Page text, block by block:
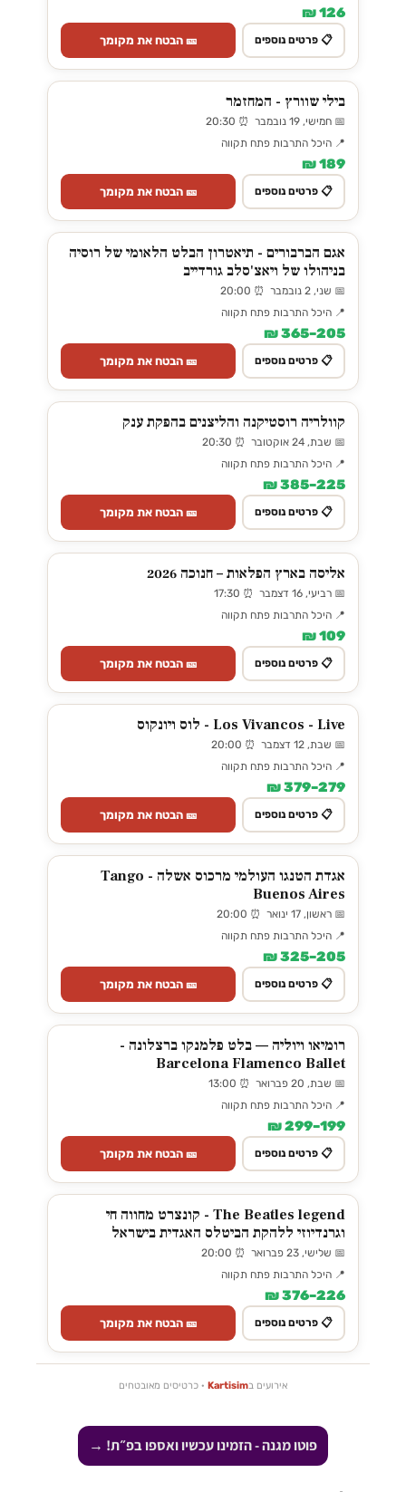
126 ₪
📋 פרטים נוספים 🎫 הבטח את מקומך
בילי שוורץ - המחזמר
📅 חמישי, 19 נובמבר ⏰ 20:30
📍 היכל התרבות פתח תקווה
189 ₪
📋 פרטים נוספים 🎫 הבטח את מקומך
אגם הברבורים - תיאטרון הבלט הלאומי של רוסיה
בניהולו של ויאצ'סלב גורדייב
📅 שני, 2 נובמבר ⏰ 20:00
📍 היכל התרבות פתח תקווה
205–365 ₪
📋 פרטים נוספים 🎫 הבטח את מקומך
קוולריה רוסטיקנה והליצנים בהפקת ענק
📅 שבת, 24 אוקטובר ⏰ 20:30
📍 היכל התרבות פתח תקווה
225–385 ₪
📋 פרטים נוספים 🎫 הבטח את מקומך
אליסה בארץ הפלאות – חנוכה 2026
📅 רביעי, 16 דצמבר ⏰ 17:30
📍 היכל התרבות פתח תקווה
109 ₪
📋 פרטים נוספים 🎫 הבטח את מקומך
Los Vivancos - Live - לוס ויונקוס
📅 שבת, 12 דצמבר ⏰ 20:00
📍 היכל התרבות פתח תקווה
279–379 ₪
📋 פרטים נוספים 🎫 הבטח את מקומך
אגדת הטנגו העולמי מרכוס אשלה - Tango
Buenos Aires
📅 ראשון, 17 ינואר ⏰ 20:00
📍 היכל התרבות פתח תקווה
205–325 ₪
📋 פרטים נוספים 🎫 הבטח את מקומך
רומיאו ויוליה — בלט פלמנקו ברצלונה -
Barcelona Flamenco Ballet
📅 שבת, 20 פברואר ⏰ 13:00
📍 היכל התרבות פתח תקווה
199–299 ₪
📋 פרטים נוספים 🎫 הבטח את מקומך
The Beatles legend - קונצרט מחווה חי
וגרנדיוזי ללהקת הביטלס האגדית בישראל
📅 שלישי, 23 פברואר ⏰ 20:00
📍 היכל התרבות פתח תקווה
226–376 ₪
📋 פרטים נוספים 🎫 הבטח את מקומך
אירועים בKartisim · כרטיסים מאובטחים
פוטו מגנה - הזמינו עכשיו ואספו בפ״ת! →